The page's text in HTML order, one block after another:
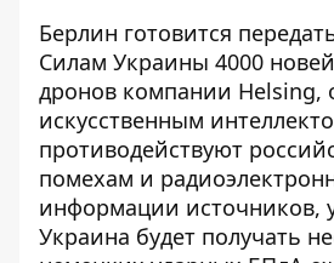
Берлин готовится
Силам Украины 4000
дронов компании Helsing,
искусственным
противодействуют
помехам и
информации источников,
Украина будет получать